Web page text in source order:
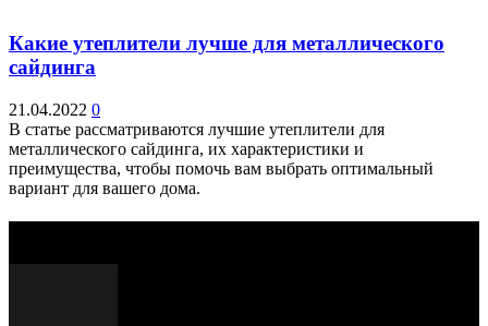
Какие утеплители лучше для металлического
сайдинга
21.04.2022 0
В статье рассматриваются лучшие утеплители для
металлического сайдинга, их характеристики и
преимущества, чтобы помочь вам выбрать оптимальный
вариант для вашего дома.